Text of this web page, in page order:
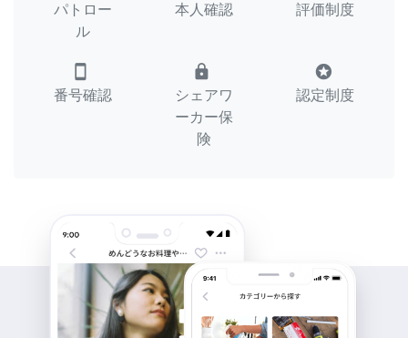
パトロー
ル
本人確認 評価制度
smartphone
番号確認
lock
シェアワ
ーカー保
険
stars
認定制度